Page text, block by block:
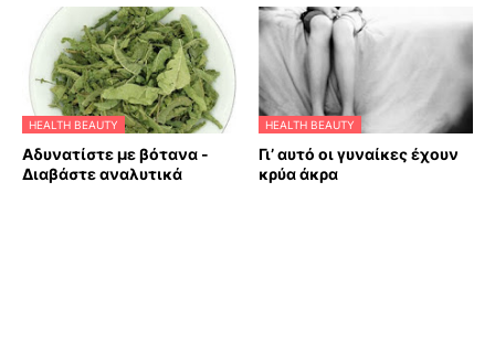
HEALTH BEAUTY
Αδυνατίστε με βότανα -
Διαβάστε αναλυτικά
HEALTH BEAUTY
Γι’ αυτό οι γυναίκες έχουν
κρύα άκρα